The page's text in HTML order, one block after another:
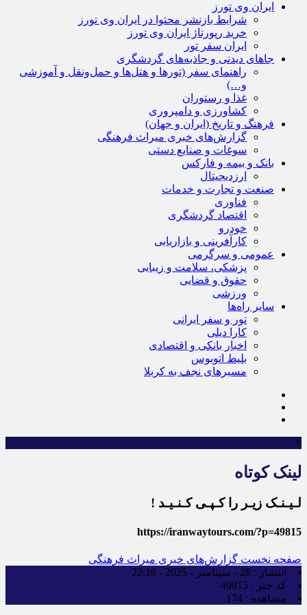
ایران وی تورز
شرایط بازنشر محتوا در ایران وی تورز
خرید رپورتاژ ایران وی تورز
ایران سفر تور
جاهای دیدنی و جاذبه‌های گردشگری
راهنمای سفر (تورها و هتل‌ها و حمل‌و‌نقل و آموزشی
و…)
غذا و رستوران
کشاورزی و دامپروری
فرهنگ و تاریخ (ایران و جهان)
گزارش‌های خبری میراث فرهنگی
سوغات و صنایع دستی
بانک و بیمه و فارکس
ارزدیجیتال
صنعت و تجارت و خدمات
فناوری
اقتصاد گردشگری
خودرو
کارآفرینی و بازاریابی
عمومی و سرگرمی
پزشکی، سلامت و زیبایی
حقوق و قضایی
ورزشی
سایر راه‌ها
تور و سفر ایرانی
کارا دیلی
اخبار بانکی و اقتصادی
بلیط اتوبوس
مسیرهای نجف به کربلا
×
لینک کوتاه
لـیـنـک زیـر را کـپـی کـنـیـد !
https://iranwaytours.com/?p=49815
صفحه نخست گزارش‌های خبری میراث فرهنگی
انتشار : 28 - سپتامبر - 2025 - 22:16
کد خبر : 49815
مشاهده : 174